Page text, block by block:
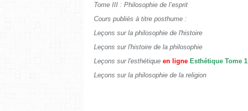
Tome III : Philosophie de l’esprit
Cours publiés à titre posthume :
Leçons sur la philosophie de l'histoire
Leçons sur l'histoire de la philosophie
Leçons sur l'esthétique en ligne Esthétique Tome 1
Leçons sur la philosophie de la religion